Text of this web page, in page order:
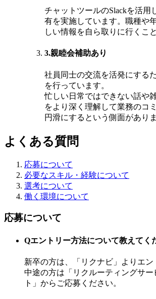
チャットツールのSlackを活用
有を実施しています。職種や
しい情報を自ら取りに行くこ
3.親睦会補助あり
社員同士の交流を活発にする
を行っています。
忙しい日常ではできない話や
をより深く理解して業務のコ
円滑にするという側面がありま
よくある質問
応募について
必要なスキル・経験について
選考について
働く環境について
応募について
Qエントリー方法について教えてく
新卒の方は、「リクナビ」よりエン
中途の方は「リクルーティングサー
ト」からご応募ください。